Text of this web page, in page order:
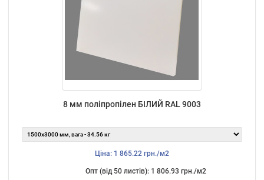
8 мм поліпропілен БІЛИЙ RAL 9003
Ціна: 1 865.22 грн./м2
Опт (від 50 листiв): 1 806.93 грн./м2